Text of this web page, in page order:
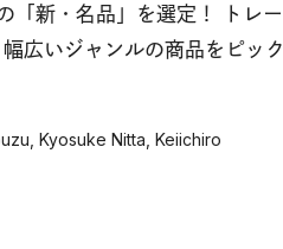
「新・名品」を選定！ トレー
広いジャンルの商品をピック
Kyosuke Nitta, Keiichiro